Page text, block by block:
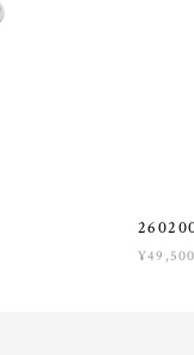
¥49,500